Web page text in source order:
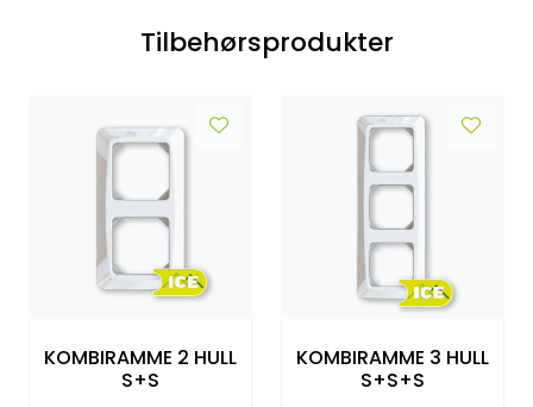
Tilbehørsprodukter
KOMBIRAMME 2 HULL
S+S
KOMBIRAMME 3 HULL
S+S+S